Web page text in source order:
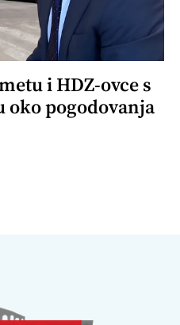
i HDZ-ovce s
oko pogodovanja